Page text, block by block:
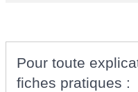
Pour toute
fiches pratiques :